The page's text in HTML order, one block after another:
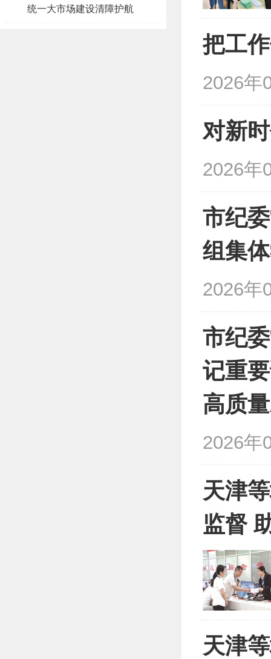
统一大市场建设清障护航
把工
2026
对新
2026
市纪
组集
2026
市纪
记重
高质
2026
天津
监督
天津